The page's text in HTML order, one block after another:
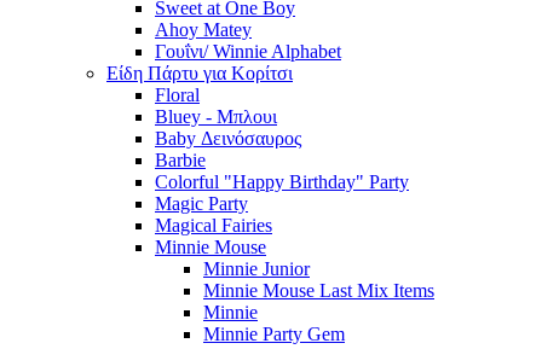
Sweet at One Boy
Ahoy Matey
Γουΐνι/ Winnie Alphabet
Είδη Πάρτυ για Κορίτσι
Floral
Bluey - Μπλουι
Baby Δεινόσαυρος
Barbie
Colorful "Happy Birthday" Party
Magic Party
Magical Fairies
Minnie Mouse
Minnie Junior
Minnie Mouse Last Mix Items
Minnie
Minnie Party Gem